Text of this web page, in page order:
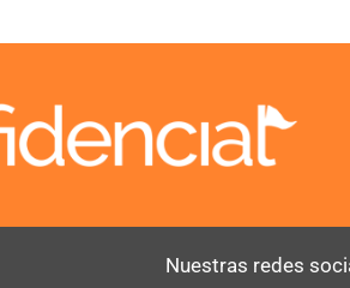
Nuestras redes